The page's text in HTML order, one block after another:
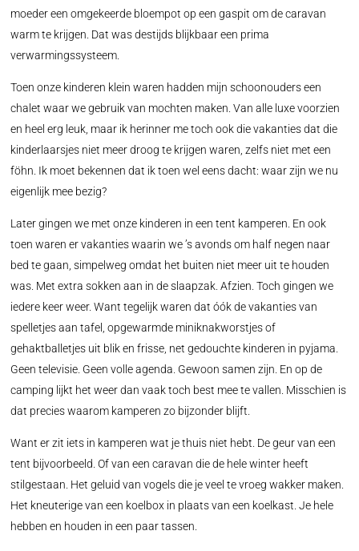
moeder een omgekeerde bloempot op een gaspit om de caravan
warm te krijgen. Dat was destijds blijkbaar een prima
verwarmingssysteem.
Toen onze kinderen klein waren hadden mijn schoonouders een
chalet waar we gebruik van mochten maken. Van alle luxe voorzien
en heel erg leuk, maar ik herinner me toch ook die vakanties dat die
kinderlaarsjes niet meer droog te krijgen waren, zelfs niet met een
föhn. Ik moet bekennen dat ik toen wel eens dacht: waar zijn we nu
eigenlijk mee bezig?
Later gingen we met onze kinderen in een tent kamperen. En ook
toen waren er vakanties waarin we ’s avonds om half negen naar
bed te gaan, simpelweg omdat het buiten niet meer uit te houden
was. Met extra sokken aan in de slaapzak. Afzien. Toch gingen we
iedere keer weer. Want tegelijk waren dat óók de vakanties van
spelletjes aan tafel, opgewarmde miniknakworstjes of
gehaktballetjes uit blik en frisse, net gedouchte kinderen in pyjama.
Geen televisie. Geen volle agenda. Gewoon samen zijn. En op de
camping lijkt het weer dan vaak toch best mee te vallen. Misschien is
dat precies waarom kamperen zo bijzonder blijft.
Want er zit iets in kamperen wat je thuis niet hebt. De geur van een
tent bijvoorbeeld. Of van een caravan die de hele winter heeft
stilgestaan. Het geluid van vogels die je veel te vroeg wakker maken.
Het kneuterige van een koelbox in plaats van een koelkast. Je hele
hebben en houden in een paar tassen.